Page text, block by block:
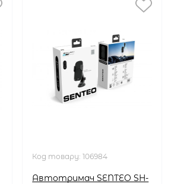
Код товару:106984
Автотримач SENTEO SH-